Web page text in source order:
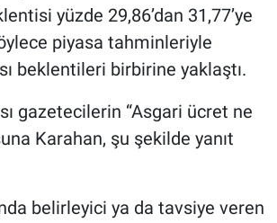
yüzde 29,86’dan 31,77’ye
piyasa tahminleriyle
beklentileri birbirine yaklaştı.
gazetecilerin “Asgari ücret ne
Karahan, şu şekilde yanıt
belirleyici ya da tavsiye veren